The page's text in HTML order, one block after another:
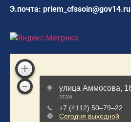
Э.почта: priem_cfssoin@gov14.ru